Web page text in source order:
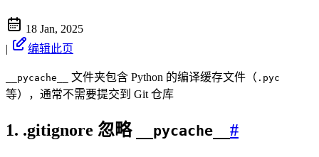
18 Jan, 2025
|
编辑此页
__pycache__ 文件夹包含 Python 的编译缓存文件（ .pyc
等），通常不需要提交到 Git 仓库
1. .gitignore 忽略 __pycache__ #